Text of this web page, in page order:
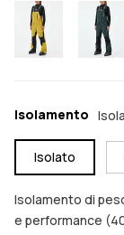
Isolamento
Isolato
Isolamento di
e performance